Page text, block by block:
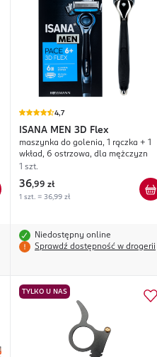
4,7
ISANA MEN 3D Flex
maszynka do golenia, 1 rączka + 1
wkład, 6 ostrzowa, dla mężczyzn
1 szt.
36,99 zł
1 szt. = 36,99 zł
Niedostępny online
Sprawdź dostępność w drogerii
TYLKO U NAS